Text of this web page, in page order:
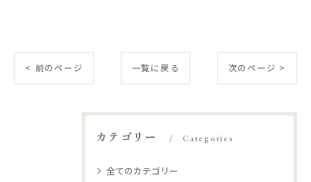
< 前のページ 一覧に戻る 次のページ >
カテゴリー Categories
全てのカテゴリー